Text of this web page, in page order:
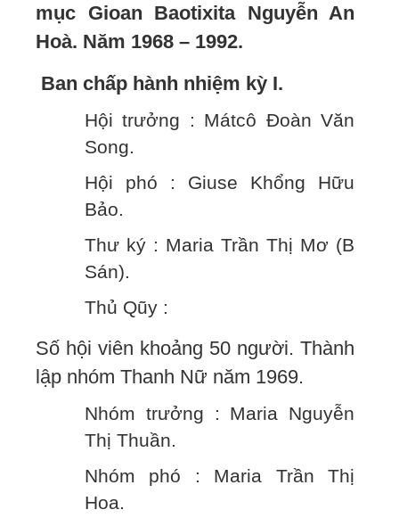
mục Gioan Baotixita Nguyễn An
Hoà. Năm 1968 – 1992.
Ban chấp hành nhiệm kỳ I.
Hội trưởng : Mátcô Đoàn Văn
Song.
Hội phó : Giuse Khổng Hữu
Bảo.
Thư ký : Maria Trần Thị Mơ (B
Sán).
Thủ Qũy :
Số hội viên khoảng 50 người. Thành
lập nhóm Thanh Nữ năm 1969.
Nhóm trưởng : Maria Nguyễn
Thị Thuần.
Nhóm phó : Maria Trần Thị
Hoa.